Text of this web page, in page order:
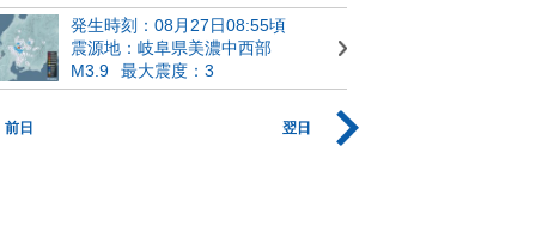
発生時刻：08月27日08:55頃
震源地：岐阜県美濃中西部
M3.9
最大震度：3
前日 翌日